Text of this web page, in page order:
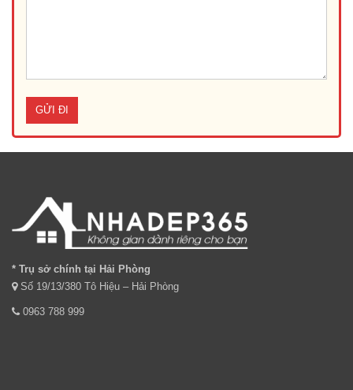
* Trụ sở chính tại Hải Phòng
Số 19/13/380 Tô Hiệu – Hải Phòng
0963 788 999